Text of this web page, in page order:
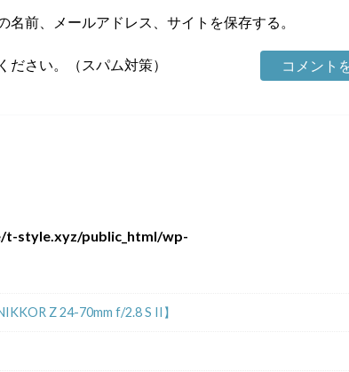
前、メールアドレス、サイトを保存する。
さい。（スパム対策）
style.xyz/public_html/wp-
Z 24-70mm f/2.8 S II】